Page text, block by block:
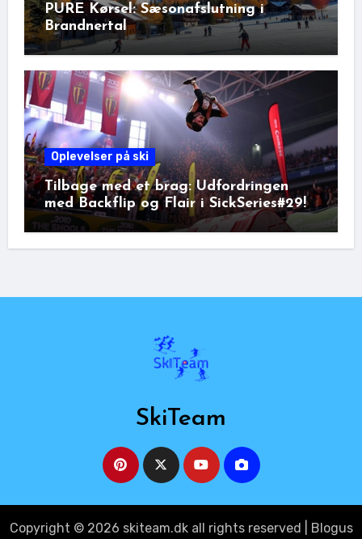
PURE Kørsel: Sæsonafslutning i
Brandnertal
Oplevelser på ski
Tilbage med et brag: Udfordringen
med Backflip og Flair i SickSeries#29!
SkiTeam
Copyright © 2026 skiteam.dk all rights reserved Blogus